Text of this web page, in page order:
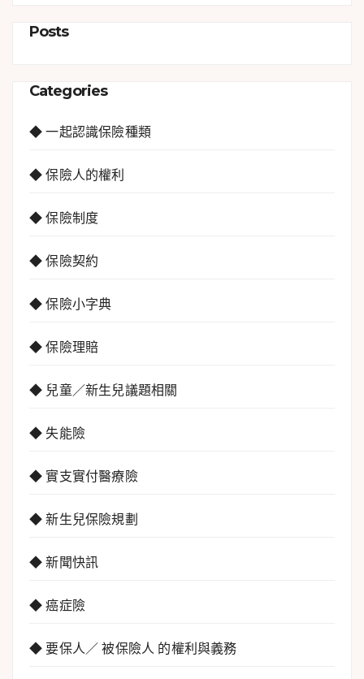
Posts
Categories
◆ 一起認識保險種類
◆ 保險人的權利
◆ 保險制度
◆ 保險契約
◆ 保險小字典
◆ 保險理賠
◆ 兒童／新生兒議題相關
◆ 失能險
◆ 實支實付醫療險
◆ 新生兒保險規劃
◆ 新聞快訊
◆ 癌症險
◆ 要保人／ 被保險人 的權利與義務